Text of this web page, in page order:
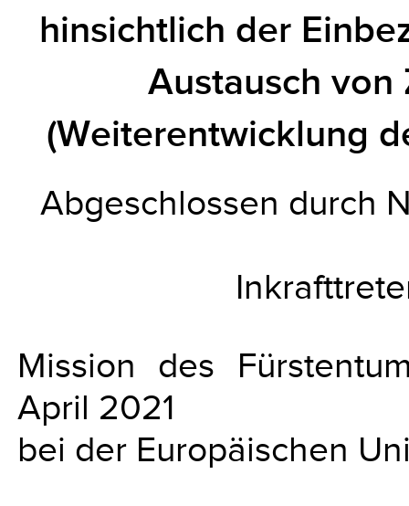
hinsichtlich der
Austausch
(Weiterentwicklung
Abgeschlossen durch
Mission des
April 2021
bei der Europäischen